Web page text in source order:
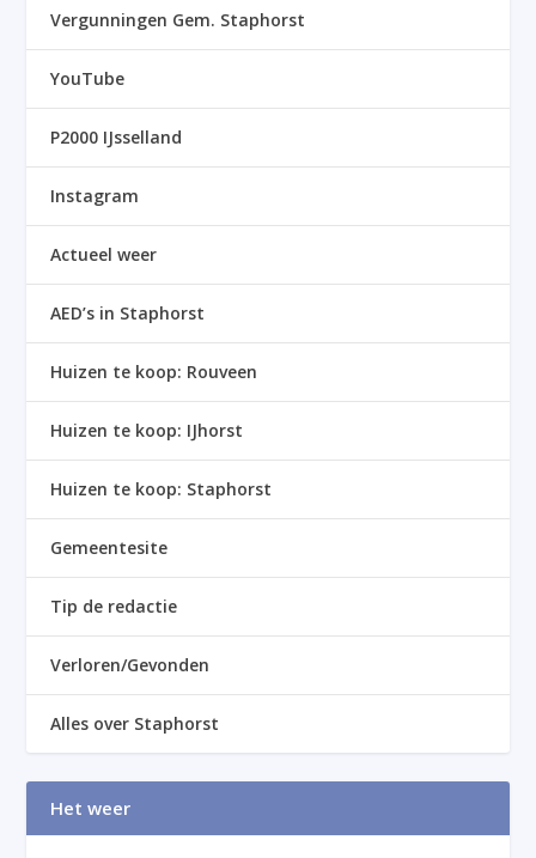
Vergunningen Gem. Staphorst
YouTube
P2000 IJsselland
Instagram
Actueel weer
AED’s in Staphorst
Huizen te koop: Rouveen
Huizen te koop: IJhorst
Huizen te koop: Staphorst
Gemeentesite
Tip de redactie
Verloren/Gevonden
Alles over Staphorst
Het weer